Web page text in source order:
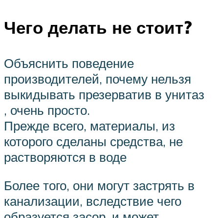
Чего делать не стоит?
Объяснить поведение
производителей, почему нельзя
выкидывать презерватив в унитаз
, очень просто.
Прежде всего, материалы, из
которого сделаны средства, не
растворяются в воде
Более того, они могут застрять в
канализации, вследствие чего